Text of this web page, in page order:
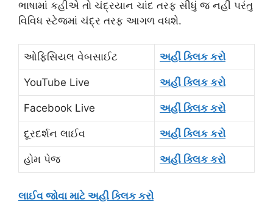
ભાષામાં કહીએ તો ચંદ્રયાન ચાંદ તરફ સીધું જ નહીં પરંતુ
વિવિધ સ્ટેજમાં ચંદ્ર તરફ આગળ વધશે.
ઓફિસિયલ વેબસાઈટ અહીં ક્લિક કરો
YouTube Live અહીં ક્લિક કરો
Facebook Live અહીં ક્લિક કરો
દૂરદર્શન લાઈવ અહીં ક્લિક કરો
હોમ પેજ અહીં ક્લિક કરો
લાઈવ જોવા માટે અહી ક્લિક કરો